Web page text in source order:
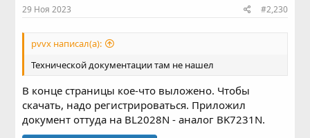
29 Ноя 2023 #2,230
pvvx написал(а):
Технической документации там не нашел
В конце страницы кое-что выложено. Чтобы
скачать, надо регистрироваться. Приложил
документ оттуда на BL2028N - аналог BK7231N.